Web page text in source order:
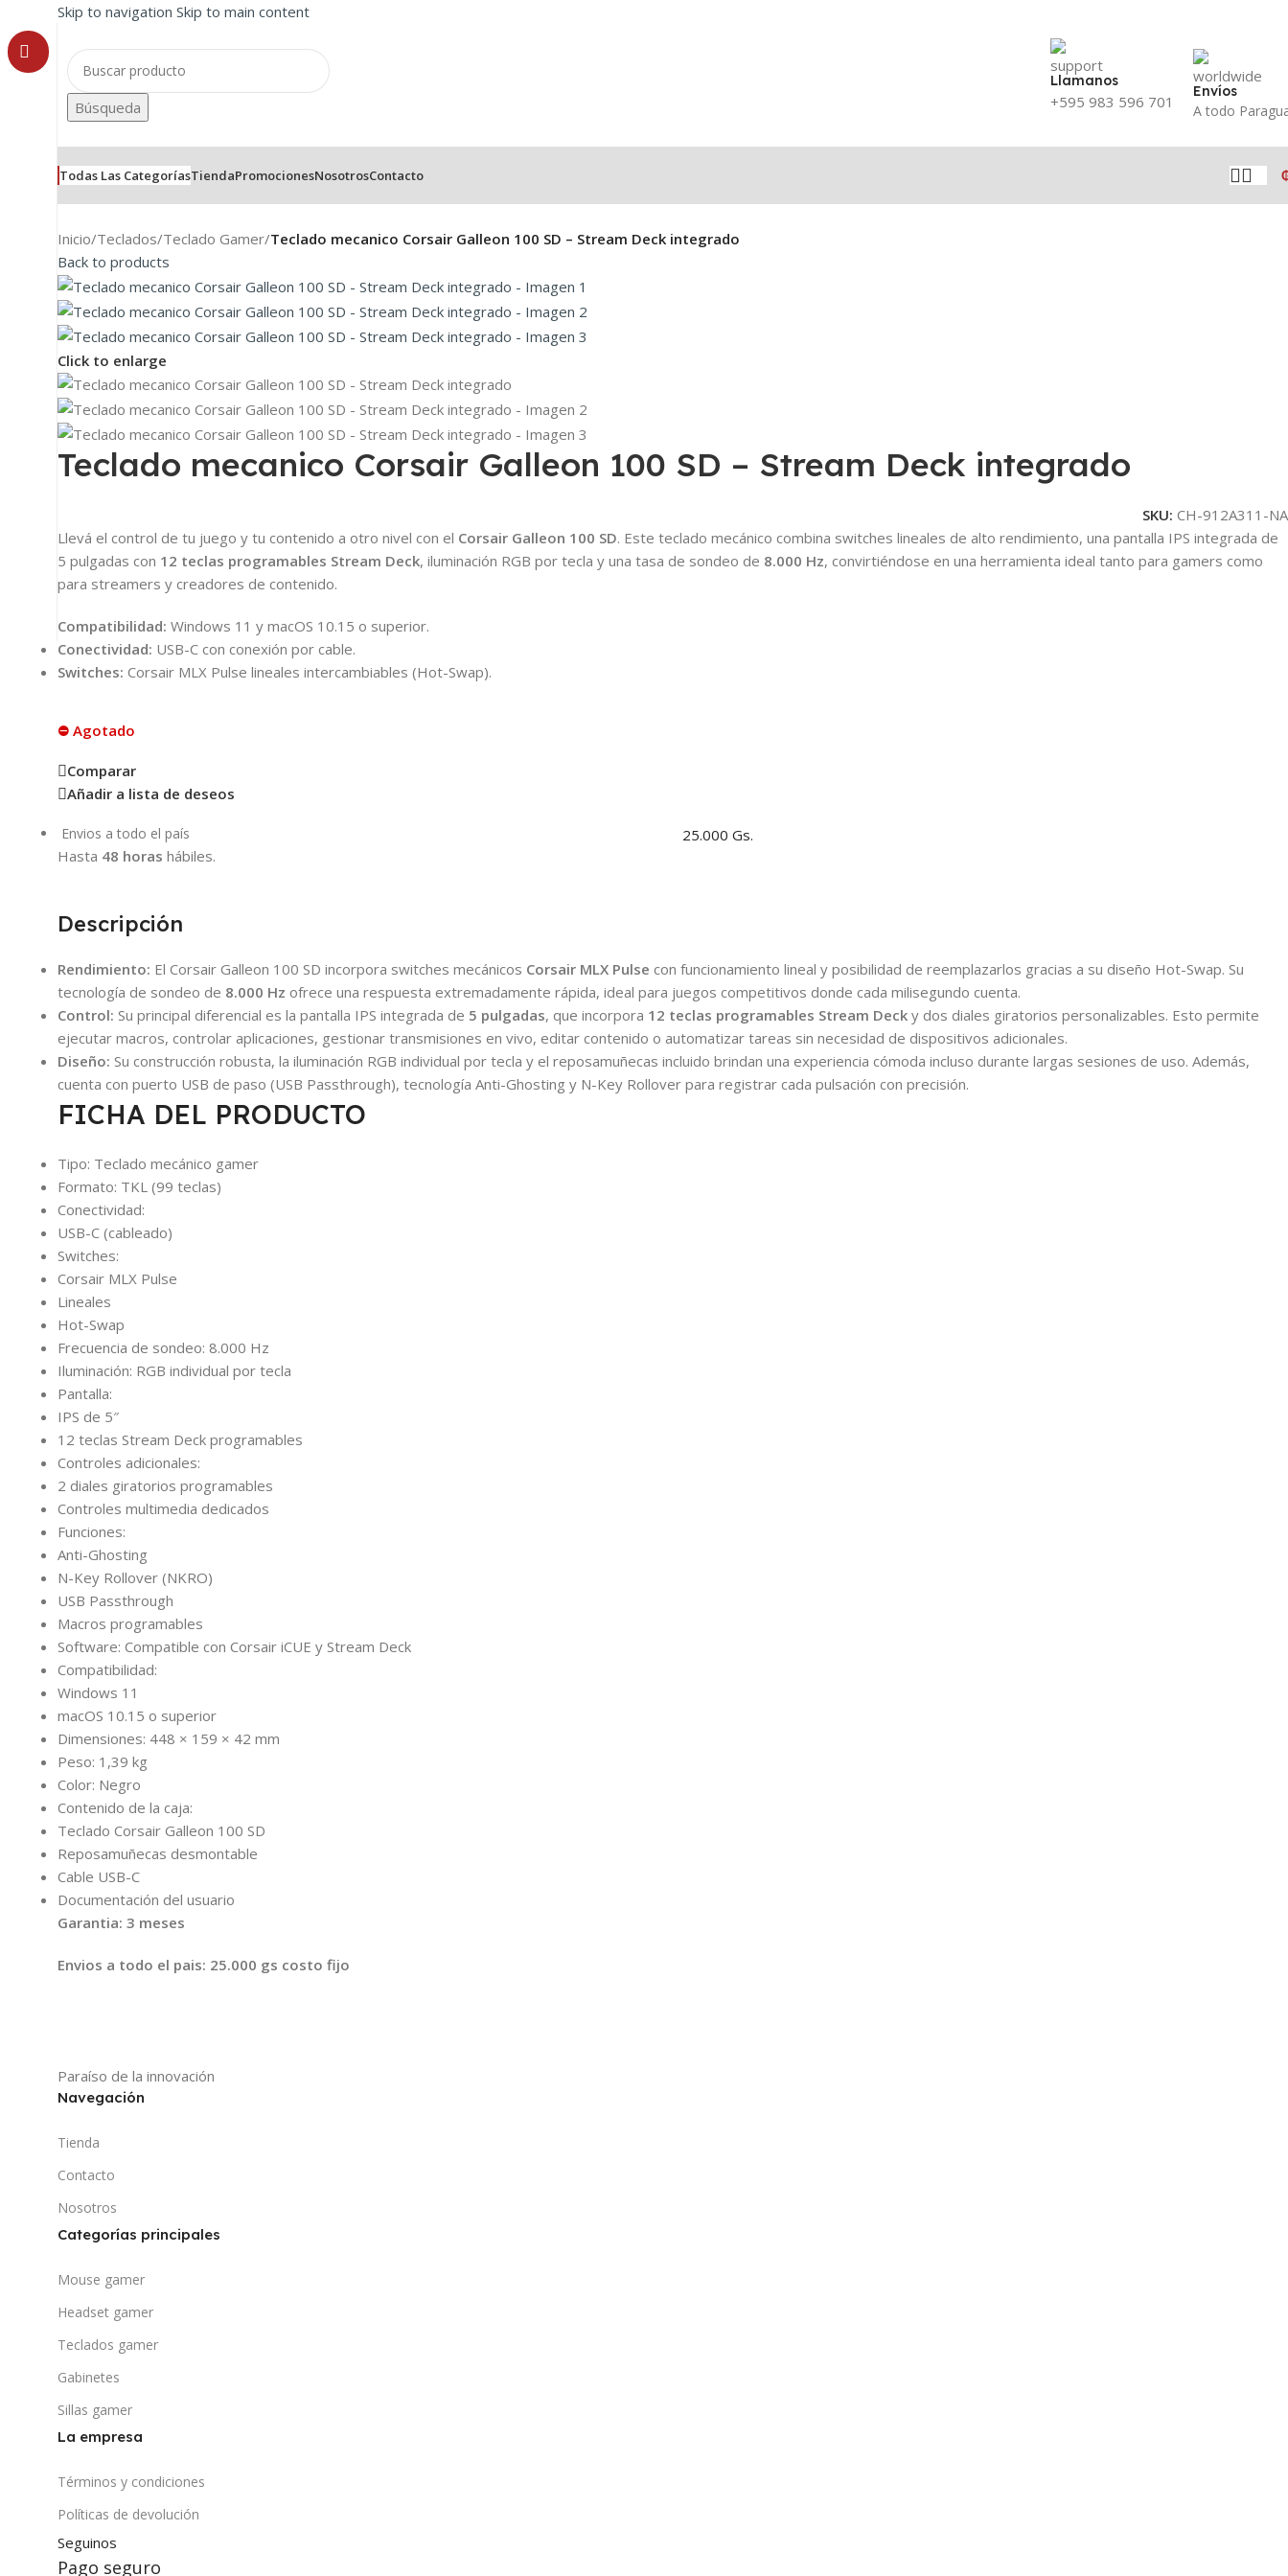
Skip to navigation Skip to main content
Búsqueda
Llamanos
+595 983 596 701
Envíos
A todo
Todas Las CategoríasTiendaPromocionesNosotrosContacto
Inicio/Teclados/Teclado Gamer/Teclado mecanico Corsair Galleon 100 SD – Stream Deck integrado
Back to products
Click to enlarge
Teclado mecanico Corsair Galleon 100 SD – Stream Deck integrado
SKU: CH-912A311-NA
Llevá el control de tu juego y tu contenido a otro nivel con el Corsair Galleon 100 SD. Este teclado mecánico combina switches lineales de alto rendimiento, una pantalla IPS integrada de
5 pulgadas con 12 teclas programables Stream Deck, iluminación RGB por tecla y una tasa de sondeo de 8.000 Hz, convirtiéndose en una herramienta ideal tanto para gamers como
para streamers y creadores de contenido.
Compatibilidad: Windows 11 y macOS 10.15 o superior.
Conectividad: USB-C con conexión por cable.
Switches: Corsair MLX Pulse lineales intercambiables (Hot-Swap).
⛔ Agotado
Comparar
Añadir a lista de deseos
Envios a todo el país
Hasta 48 horas hábiles.
25.000 Gs.
Descripción
Rendimiento: El Corsair Galleon 100 SD incorpora switches mecánicos Corsair MLX Pulse con funcionamiento lineal y posibilidad de reemplazarlos gracias a su diseño Hot-Swap. Su
tecnología de sondeo de 8.000 Hz ofrece una respuesta extremadamente rápida, ideal para juegos competitivos donde cada milisegundo cuenta.
Control: Su principal diferencial es la pantalla IPS integrada de 5 pulgadas, que incorpora 12 teclas programables Stream Deck y dos diales giratorios personalizables. Esto permite
ejecutar macros, controlar aplicaciones, gestionar transmisiones en vivo, editar contenido o automatizar tareas sin necesidad de dispositivos adicionales.
Diseño: Su construcción robusta, la iluminación RGB individual por tecla y el reposamuñecas incluido brindan una experiencia cómoda incluso durante largas sesiones de uso. Además,
cuenta con puerto USB de paso (USB Passthrough), tecnología Anti-Ghosting y N-Key Rollover para registrar cada pulsación con precisión.
FICHA DEL PRODUCTO
Tipo: Teclado mecánico gamer
Formato: TKL (99 teclas)
Conectividad:
USB-C (cableado)
Switches:
Corsair MLX Pulse
Lineales
Hot-Swap
Frecuencia de sondeo: 8.000 Hz
Iluminación: RGB individual por tecla
Pantalla:
IPS de 5″
12 teclas Stream Deck programables
Controles adicionales:
2 diales giratorios programables
Controles multimedia dedicados
Funciones:
Anti-Ghosting
N-Key Rollover (NKRO)
USB Passthrough
Macros programables
Software: Compatible con Corsair iCUE y Stream Deck
Compatibilidad:
Windows 11
macOS 10.15 o superior
Dimensiones: 448 × 159 × 42 mm
Peso: 1,39 kg
Color: Negro
Contenido de la caja:
Teclado Corsair Galleon 100 SD
Reposamuñecas desmontable
Cable USB-C
Documentación del usuario
Garantia: 3 meses
Envios a todo el pais: 25.000 gs costo fijo
Paraíso de la innovación
Navegación
Tienda
Contacto
Nosotros
Categorías principales
Mouse gamer
Headset gamer
Teclados gamer
Gabinetes
Sillas gamer
La empresa
Términos y condiciones
Políticas de devolución
Seguinos
Pago seguro